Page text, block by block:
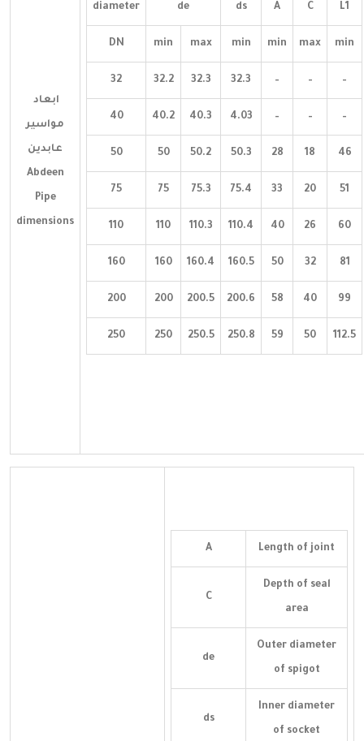
مواسير
عابدين
Abdeen
Pipe
dimensions
diameter de ds A C L1
DN min max min min max min
32 32.2 32.3 32.3 – – –
40 40.2 40.3 4.03 – – –
50 50 50.2 50.3 28 18 46
75 75 75.3 75.4 33 20 51
110 110 110.3 110.4 40 26 60
160 160 160.4 160.5 50 32 81
200 200 200.5 200.6 58 40 99
250 250 250.5 250.8 59 50 112.5
A Length of joint
C
Depth of seal
area
de
Outer diameter
of spigot
ds
Inner diameter
of socket